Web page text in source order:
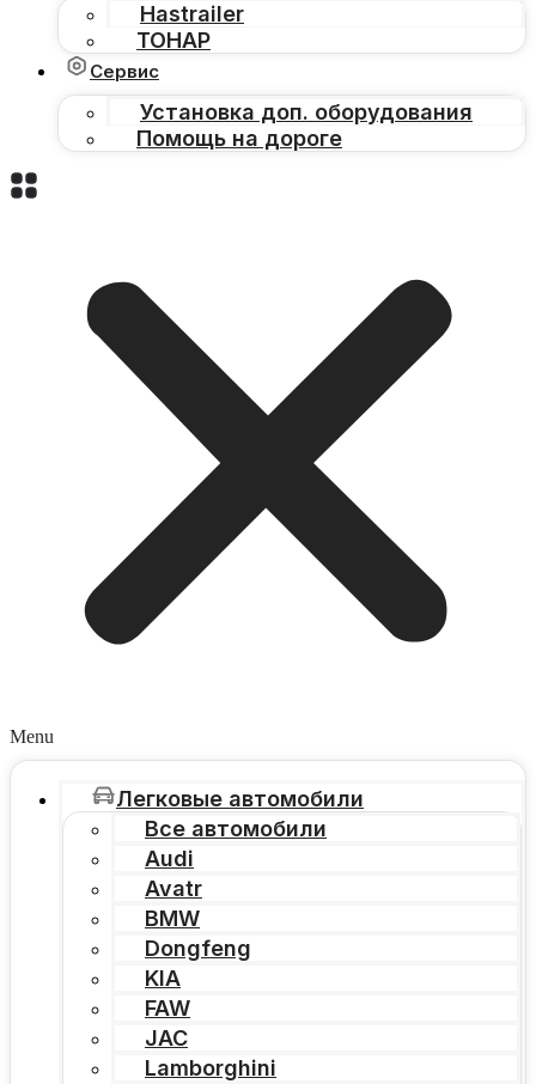
Hastrailer
ТОНАР
Сервис
Установка доп. оборудования
Помощь на дороге
Menu
Легковые автомобили
Все автомобили
Audi
Avatr
BMW
Dongfeng
KIA
FAW
JAC
Lamborghini